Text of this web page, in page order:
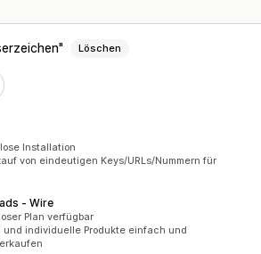
Löschen
Installation
von eindeutigen Keys/URLs/Nummern für
‑ Wire
Plan verfügbar
und individuelle Produkte einfach und